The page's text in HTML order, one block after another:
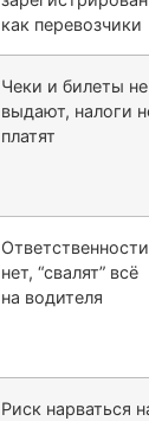
как перевозчики
Чеки и билеты не
выдают, налоги
платят
Ответственности
нет, “свалят” всё
на водителя
Риск нарваться